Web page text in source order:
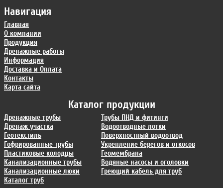
Каталог продукции
Дренажные трубы
Дренаж участка
Геотекстиль
Гофрированные трубы
Пластиковые колодцы
Канализационные трубы
Канализационные люки
Каталог труб
Трубы ПНД и фитинги
Водоотводные лотки
Поверхностный водоотвод
Укрепление берегов и откосов
Геомембрана
Водяные насосы и оголовки
Греющий кабель для труб
Навигация
Главная
О компании
Продукция
Дренажные работы
Информация
Доставка и Оплата
Контакты
Карта сайта